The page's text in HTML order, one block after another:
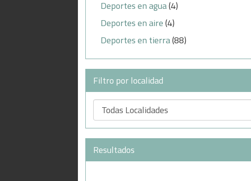
Deportes en agua(4)
Deportes en aire(4)
Deportes en tierra(88)
Filtro por localidad
Resultados